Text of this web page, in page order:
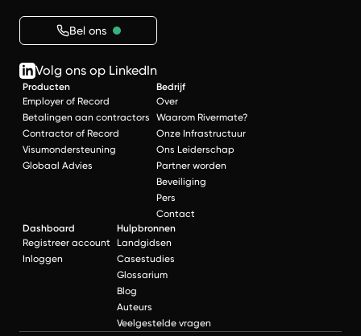
Bel ons
Volg ons op LinkedIn
Producten
Employer of Record
Betalingen aan contractors
Contractor of Record
Visumondersteuning
Globaal Advies
Bedrijf
Over
Waarom Rivermate?
Onze Infrastructuur
Ons Leiderschap
Partner worden
Beveiliging
Pers
Contact
Dashboard
Registreer account
Inloggen
Hulpbronnen
Landgidsen
Casestudies
Glossarium
Blog
Auteurs
Veelgestelde vragen